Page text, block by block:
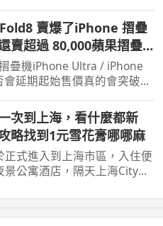
賣爆了iPhone 摺疊
賣超過 80,000蘋果摺疊
！
疊機iPhone Ultra / iPhone
會延期起始售價真的會突破台
...次到上海，看什麼都新
略找到1元雪花膏哪哪麻
正式進入到上海市區，入住便
景公寓酒店，隔天上海City
麼 ...